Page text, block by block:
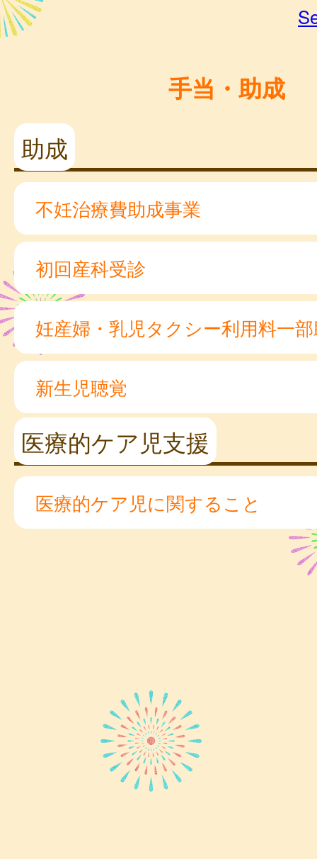
手当・助成
助成
不妊治療費助成事業
初回産科受診
妊産婦・乳児タクシー利用料一
新生児聴覚
医療的ケア児支援
医療的ケア児に関すること